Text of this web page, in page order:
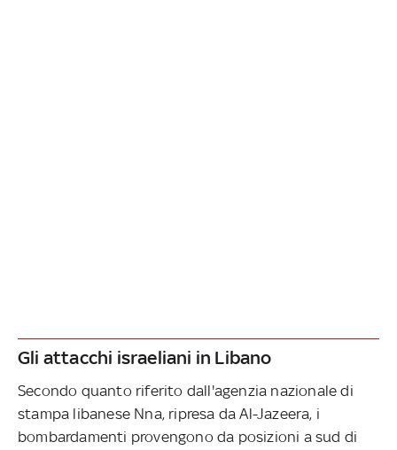
Gli attacchi israeliani in Libano
Secondo quanto riferito dall'agenzia nazionale di
stampa libanese Nna, ripresa da Al-Jazeera, i
bombardamenti provengono da posizioni a sud di